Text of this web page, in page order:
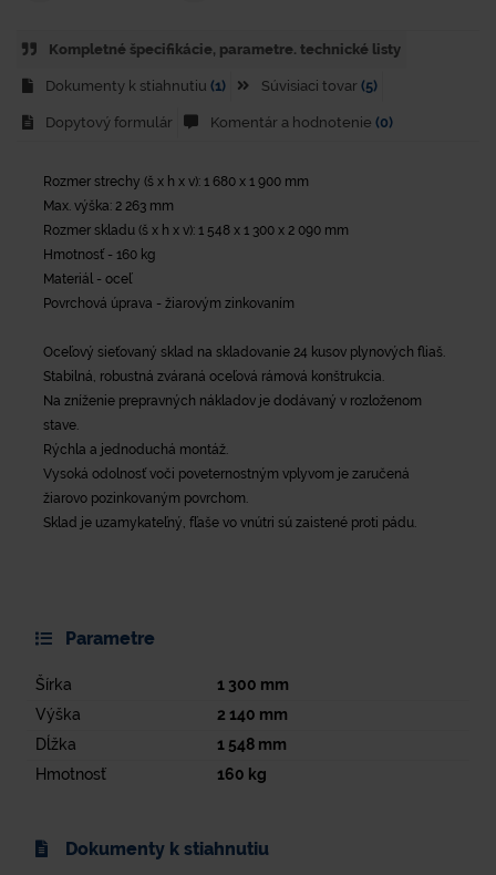
Kompletné špecifikácie, parametre. technické listy
Dokumenty k stiahnutiu (1) Súvisiaci tovar (5)
Dopytový formulár Komentár a hodnotenie (0)
Rozmer strechy (š x h x v): 1 680 x 1 900 mm
Max. výška: 2 263 mm
Rozmer skladu (š x h x v): 1 548 x 1 300 x 2 090 mm
Hmotnosť - 160 kg
Materiál - oceľ
Povrchová úprava - žiarovým zinkovaním
Oceľový sieťovaný sklad na skladovanie 24 kusov plynových fliaš.
Stabilná, robustná zváraná oceľová rámová konštrukcia.
Na zníženie prepravných nákladov je dodávaný v rozloženom
stave.
Rýchla a jednoduchá montáž.
Vysoká odolnosť voči poveternostným vplyvom je zaručená
žiarovo pozinkovaným povrchom.
Sklad je uzamykateľný, fľaše vo vnútri sú zaistené proti pádu.
Parametre
Šírka 1 300 mm
Výška
2 140 mm
Dĺžka
1 548mm
Hmotnosť
160 kg
Dokumenty k stiahnutiu